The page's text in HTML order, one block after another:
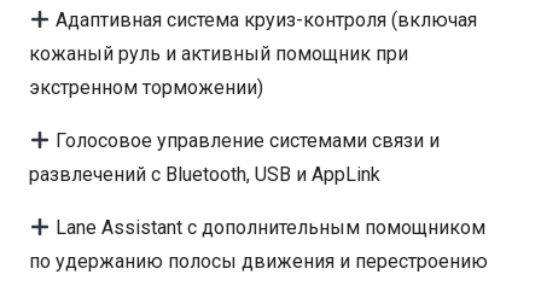
Адаптивная система круиз-контроля (включая
кожаный руль и активный помощник при
экстренном торможении)
Голосовое управление системами связи и
развлечений с Bluetooth, USB и AppLink
Lane Assistant с дополнительным помощником
по удержанию полосы движения и перестроению